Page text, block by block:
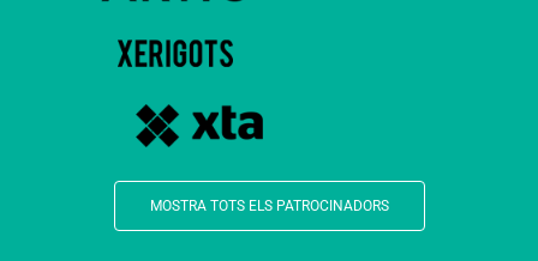
MOSTRA TOTS ELS PATROCINADORS